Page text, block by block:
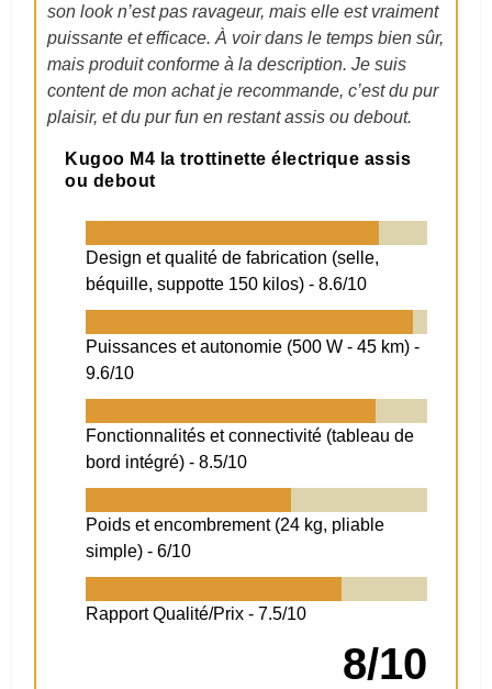
son look n’est pas ravageur, mais elle est vraiment
puissante et efficace. À voir dans le temps bien sûr,
mais produit conforme à la description. Je suis
content de mon achat je recommande, c’est du pur
plaisir, et du pur fun en restant assis ou debout.
Kugoo M4 la trottinette électrique assis
ou debout
Design et qualité de fabrication (selle,
béquille, suppotte 150 kilos) -8.6/10
Puissances et autonomie (500 W - 45 km) -
9.6/10
Fonctionnalités et connectivité (tableau de
bord intégré) -8.5/10
Poids et encombrement (24 kg, pliable
simple) -6/10
Rapport Qualité/Prix -7.5/10
8/10